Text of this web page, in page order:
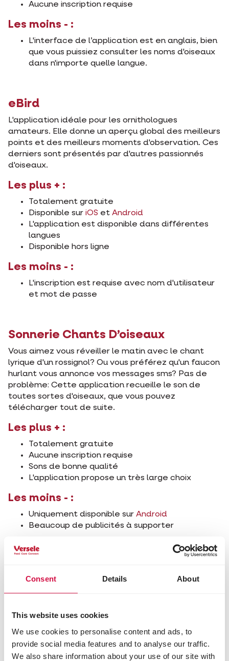
Consent Details About
This website uses cookies
We use cookies to personalise content and ads, to
provide social media features and to analyse our traffic.
We also share information about your use of our site with
Aucune inscription requise
Les moins - :
L'interface de l’application est en anglais, bien
que vous puissiez consulter les noms d'oiseaux
dans n'importe quelle langue.
eBird
L'application idéale pour les ornithologues
amateurs. Elle donne un aperçu global des meilleurs
points et des meilleurs moments d'observation. Ces
derniers sont présentés par d'autres passionnés
d'oiseaux.
Les plus + :
Totalement gratuite
Disponible sur iOS et Android
L'application est disponible dans différentes
langues
Disponible hors ligne
Les moins - :
L'inscription est requise avec nom d'utilisateur
et mot de passe
Sonnerie Chants D’oiseaux
Vous aimez vous réveiller le matin avec le chant
lyrique d'un rossignol? Ou vous préférez qu'un faucon
hurlant vous annonce vos messages sms? Pas de
problème: Cette application recueille le son de
toutes sortes d'oiseaux, que vous pouvez
télécharger tout de suite.
Les plus + :
Totalement gratuite
Aucune inscription requise
Sons de bonne qualité
L'application propose un très large choix
Les moins - :
Uniquement disponible sur Android
Beaucoup de publicités à supporter
que vous voyez? Alors
devenez membre de
vos connaissances sur les oiseaux de campagne,
n’hésitez pas etessayez notre quiz sur les oiseaux